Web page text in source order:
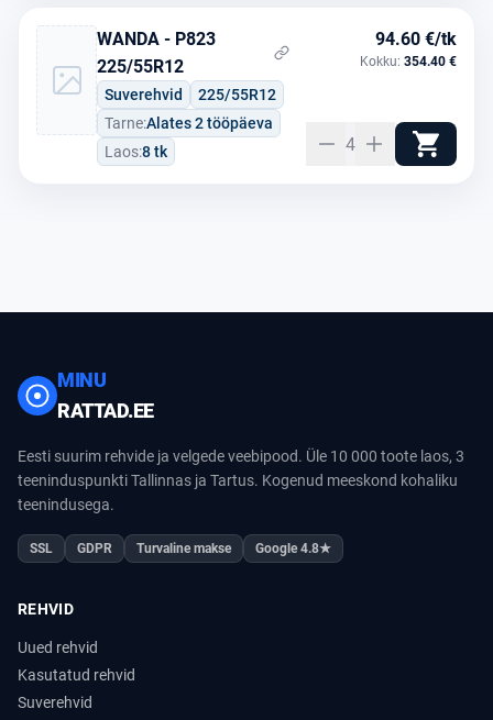
WANDA - P823
225/55R12
Suverehvid
225/55R12
Tarne:Alates 2 tööpäeva
Laos:8 tk
94.60 €/tk
Kokku: 354.40 €
4
MINU
RATTAD.EE
Eesti suurim rehvide ja velgede veebipood. Üle 10 000 toote laos, 3
teeninduspunkti Tallinnas ja Tartus. Kogenud meeskond kohaliku
teenindusega.
SSL GDPR Turvaline makse Google 4.8★
REHVID
Uued rehvid
Kasutatud rehvid
Suverehvid